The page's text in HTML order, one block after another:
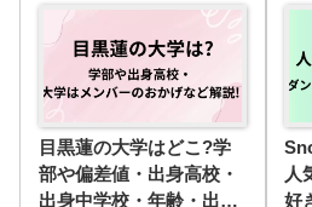
目黒蓮の大学はどこ?学
部や偏差値・出身高校・
出身中学校・年齢・出
人
好